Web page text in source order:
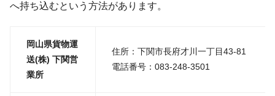
へ持ち込むという方法があります。
岡山県貨物運
送(株) 下関営
業所
住所：下関市長府才川一丁目43-81
電話番号：083-248-3501